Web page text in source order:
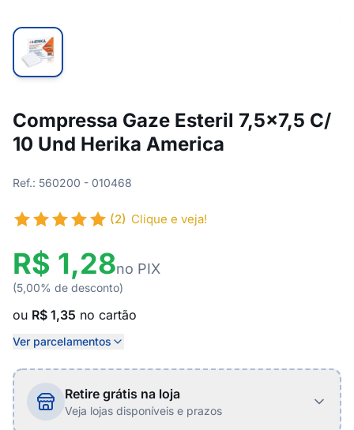
Compressa Gaze Esteril 7,5x7,5 C/
10 Und Herika America
Ref.: 560200 - 010468
(2) Clique e veja!
R$ 1,28no PIX
(5,00% de desconto)
ou R$ 1,35 no cartão
Ver parcelamentos
Retire grátis na loja
Veja lojas disponíveis e prazos